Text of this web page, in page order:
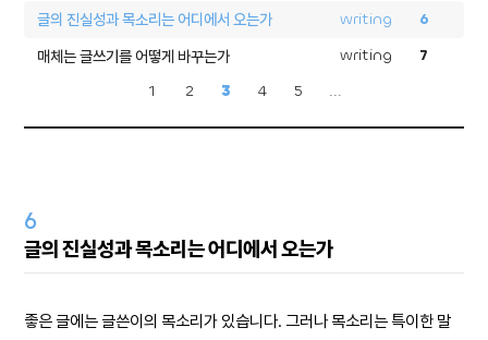
글의 진실성과 목소리는 어디에서 오는가 writing 6
매체는 글쓰기를 어떻게 바꾸는가 writing
7
1
2 3 4 5 ...
6
글의 진실성과 목소리는 어디에서 오는가
좋은 글에는 글쓴이의 목소리가 있습니다. 그러나 목소리는 특이한 말